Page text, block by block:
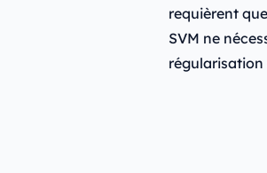
requièrent
SVM ne